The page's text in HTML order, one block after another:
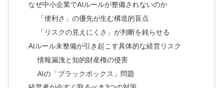
なぜ中小企業でAIルールが整備されないのか
「便利さ」の優先が生む構造的盲点
「リスクの見えにくさ」が判断を鈍らせる
AIルール未整備が引き起こす具体的な経営リスク
情報漏洩と知的財産権の侵害
AIの「ブラックボックス」問題